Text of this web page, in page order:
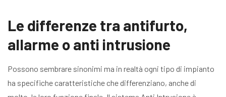
Le differenze tra antifurto,
allarme o anti intrusione
Possono sembrare sinonimi ma in realtà ogni tipo di impianto
ha specifiche caratteristiche che differenziano, anche di